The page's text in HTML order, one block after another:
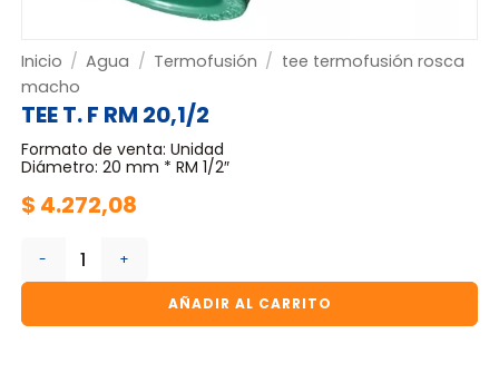
Inicio / Agua / Termofusión / tee termofusión rosca
macho
TEE T. F RM 20,1/2
Formato de venta: Unidad
Diámetro: 20 mm * RM 1/2″
$ 4.272,08
TEE T. F RM 20,1/2 cantidad
AÑADIR AL CARRITO